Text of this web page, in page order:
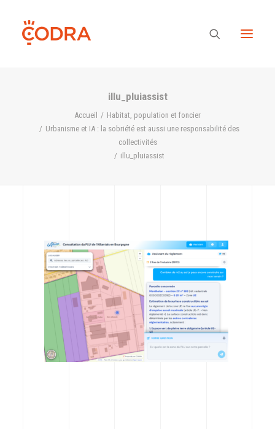
Des valeurs, une équipe
CODRA recrute
Contact
illu_pluiassist
Accueil
Habitat, population et foncier
Urbanisme et IA : la sobriété est aussi une responsabilité des
collectivités
illu_pluiassist